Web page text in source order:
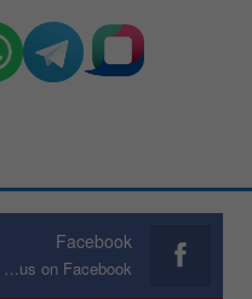
Facebook
Join us on Facebook